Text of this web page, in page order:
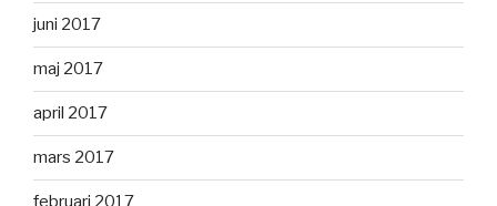
juni 2017
maj 2017
april 2017
mars 2017
februari 2017